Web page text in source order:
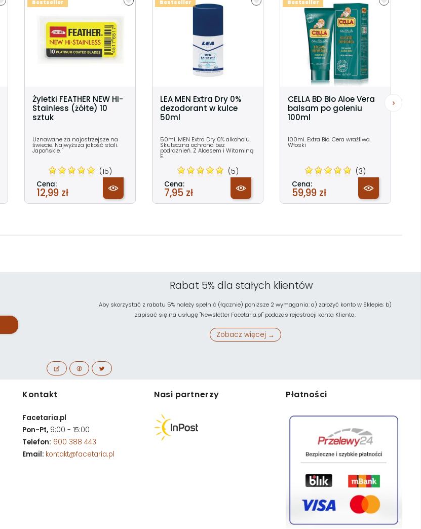
Żyletki FEATHER NEW Hi-
Stainless (żółte) 10
sztuk
Uznawane za najostrzejsze na
świecie. Najwyższa jakość stali.
Japońskie.
(15)
Cena:
12,99 zł
Bestseller
LEA MEN Extra Dry 0%
dezodorant w kulce
50ml
50ml. MEN Extra Dry 0% alkoholu.
Skuteczna ochrona bez
podrażnień. Z Aloesem i Witaminą
E.
(5)
Cena:
7,95 zł
Bestseller
CELLA BD Bio Aloe Vera
balsam po goleniu
100ml
100ml. Extra Bio. Cera wrażliwa.
Włoski
(3)
Cena:
59,99 zł
Bestseller
Rabat 5% dla stałych klientów
Aby skorzystać z rabatu 5% należy spełnić (łącznie) poniższe 2 wymagania: a) założyć konto w Sklepie; b)
zapisać się na usługę "Newsletter Facetaria.pl" podczas rejestracji konta Klienta.
Zobacz więcej →
Kontakt
Facetaria.pl
Pon-Pt, 9:00 - 15:00
Telefon: 600 388 443
Email: kontakt@facetaria.pl
Nasi partnerzy Płatności